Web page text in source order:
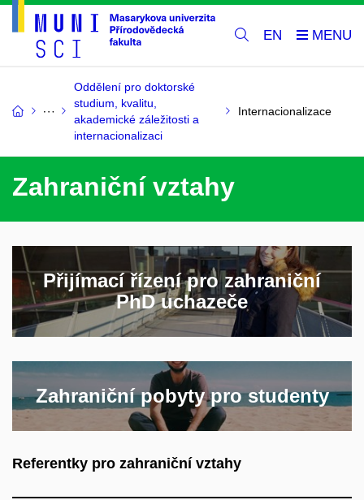
EN
Oddělení pro doktorské
studium, kvalitu,
akademické záležitosti a
internacionalizaci
Internacionalizace
Zahraniční vztahy
Přijímací řízení pro zahraniční
PhD uchazeče
Zahraniční pobyty pro studenty
Referentky pro zahraniční vztahy